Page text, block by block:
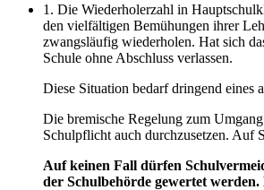
1. Die Wiederholerzahl in
den vielfältigen Bemühungen ihrer
zwangsläufig wiederholen. Hat sich
Schule ohne Abschluss verlassen.
Diese Situation bedarf dringend eines
Die bremische Regelung zum
Schulpflicht auch durchzusetzen. Auf
Auf keinen Fall dürfen
der Schulbehörde gewertet